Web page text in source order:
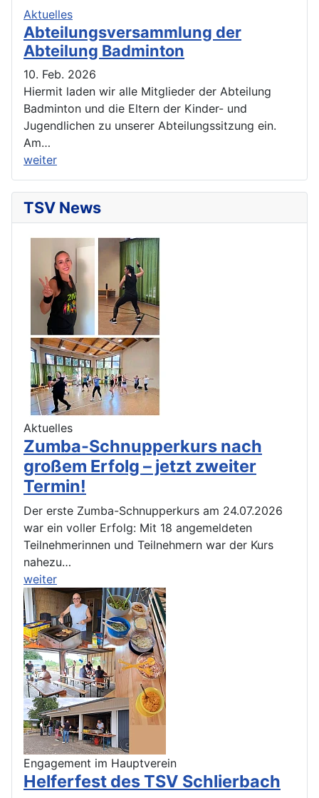
TSV News
Aktuelles
Zumba-Schnupperkurs nach
großem Erfolg – jetzt zweiter
Termin!
Der erste Zumba-Schnupperkurs am 24.07.2026
war ein voller Erfolg: Mit 18 angemeldeten
Teilnehmerinnen und Teilnehmern war der Kurs
nahezu…
weiter
Engagement im Hauptverein
Helferfest des TSV Schlierbach
Aktuelles
Abteilungsversammlung der
Abteilung Badminton
10. Feb. 2026
Hiermit laden wir alle Mitglieder der Abteilung
Badminton und die Eltern der Kinder- und
Jugendlichen zu unserer Abteilungssitzung ein.
Am…
weiter